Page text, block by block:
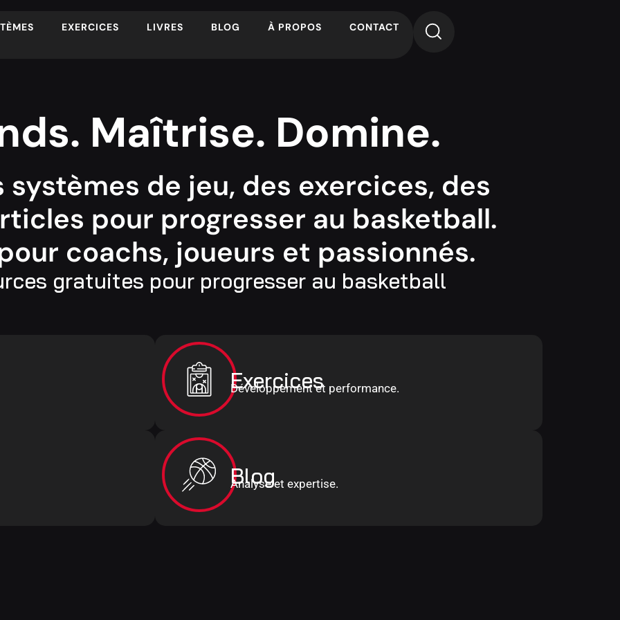
EXERCICES LIVRES BLOG À PROPOS CONTACT
Maîtrise. Domine.
systèmes de jeu, des exercices, des
pour progresser au basketball.
coachs, joueurs et passionnés.
gratuites pour progresser au basketball
Exercices
Développement et performance.
Blog
Analyse et expertise.